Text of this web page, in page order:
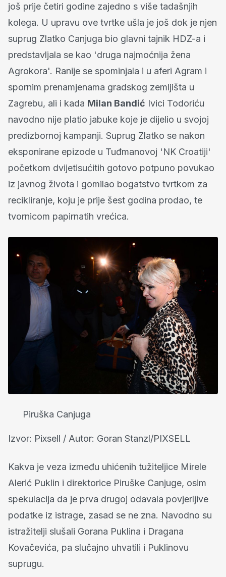
još prije četiri godine zajedno s više tadašnjih
kolega. U upravu ove tvrtke ušla je još dok je njen
suprug Zlatko Canjuga bio glavni tajnik HDZ-a i
predstavljala se kao 'druga najmoćnija žena
Agrokora'. Ranije se spominjala i u aferi Agram i
spornim prenamjenama gradskog zemljišta u
Zagrebu, ali i kada Milan Bandić Ivici Todoriću
navodno nije platio jabuke koje je dijelio u svojoj
predizbornoj kampanji. Suprug Zlatko se nakon
eksponirane epizode u Tuđmanovoj 'NK Croatiji'
početkom dvijetisućitih gotovo potpuno povukao
iz javnog života i gomilao bogatstvo tvrtkom za
recikliranje, koju je prije šest godina prodao, te
tvornicom papirnatih vrećica.
Piruška Canjuga
Izvor: Pixsell / Autor: Goran Stanzl/PIXSELL
Kakva je veza između uhićenih tužiteljice Mirele
Alerić Puklin i direktorice Piruške Canjuge, osim
spekulacija da je prva drugoj odavala povjerljive
podatke iz istrage, zasad se ne zna. Navodno su
istražitelji slušali Gorana Puklina i Dragana
Kovačevića, pa slučajno uhvatili i Puklinovu
suprugu.